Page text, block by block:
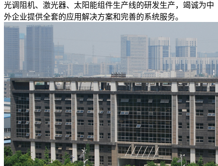
光调阻机、激光器、太阳能组件生产线的研发生产，竭诚为中
外企业提供全套的应用解决方案和完善的系统服务。